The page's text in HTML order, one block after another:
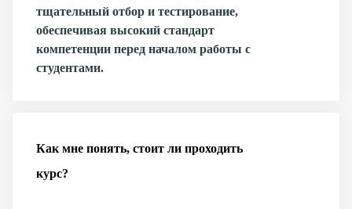
тщательный отбор и тестирование,
обеспечивая высокий стандарт
компетенции перед началом работы с
студентами.
Как мне понять, стоит ли проходить
курс?